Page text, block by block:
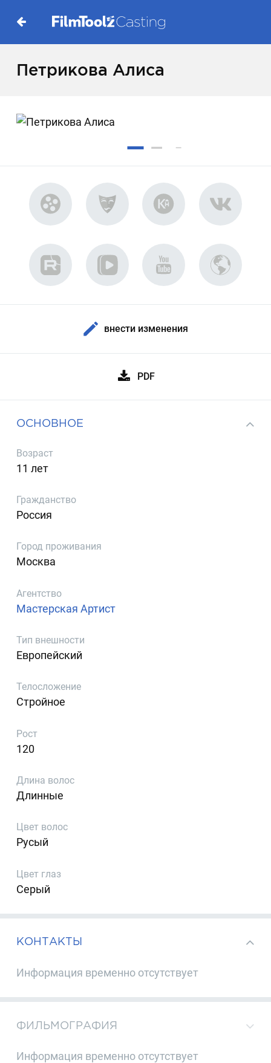
Петрикова Алиса
внести изменения
PDF
ОСНОВНОЕ
Возраст
11 лет
Гражданство
Россия
Город проживания
Москва
Агентство
Мастерская Артист
Тип внешности
Европейский
Телосложение
Стройное
Рост
120
Длина волос
Длинные
Цвет волос
Русый
Цвет глаз
Серый
КОНТАКТЫ
Информация временно отсутствует
ФИЛЬМОГРАФИЯ
Информация временно отсутствует